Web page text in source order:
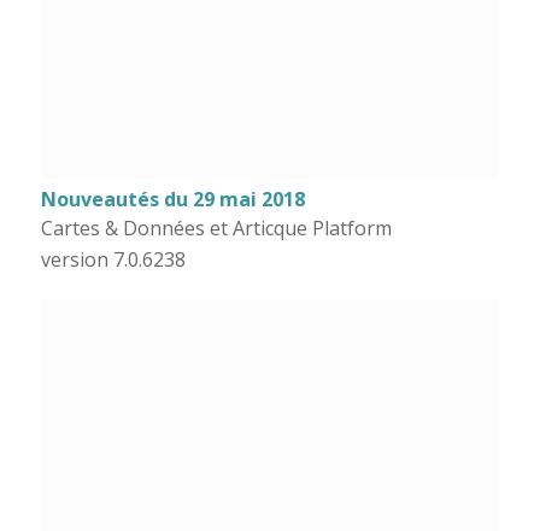
Nouveautés du 29 mai 2018
Cartes & Données et Articque Platform
version 7.0.6238